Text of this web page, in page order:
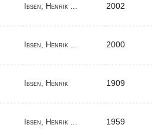
Ibsen, Henrik ... 2002
Ibsen, Henrik ... 2000
Ibsen, Henrik 1909
Ibsen, Henrik ... 1959